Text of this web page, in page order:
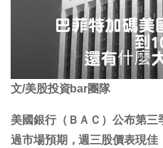
文/美股投資bar團隊
美國銀行（ＢＡＣ）公布第
過市場預期，週三股價表現佳